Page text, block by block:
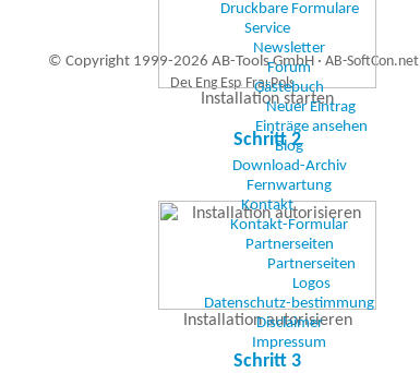
Druckbare Formulare
Service
Newsletter
Forum
Gästebuch
Neuer Eintrag
Einträge ansehen
Blog
Download-Archiv
Fernwartung
Kontakt
Kontakt-Formular
Partnerseiten
Partnerseiten
Logos
Datenschutz-bestimmung
Disclaimer
Impressum
© Copyright 1999-2026 AB-Tools GmbH · AB-SoftCon.net
Auxiliary supplies
Installation starten
Schritt 2
Installation autorisieren
Schritt 3